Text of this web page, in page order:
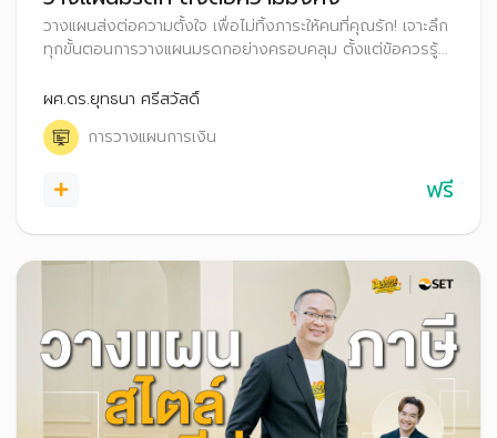
วางแผนส่งต่อความตั้งใจ เพื่อไม่ทิ้งภาระให้คนที่คุณรัก! เจาะลึก
ทุกขั้นตอนการวางแผนมรดกอย่างครอบคลุม ตั้งแต่ข้อควรรู้
จนถึงการใช้เครื่องมือทางการเงิน เพื่อให้คุณสามารถส่งต่อ
ทรัพย์สินได้ตามเจตนารมณ์
ผศ.ดร.ยุทธนา ศรีสวัสดิ์
การวางแผนการเงิน
ฟรี